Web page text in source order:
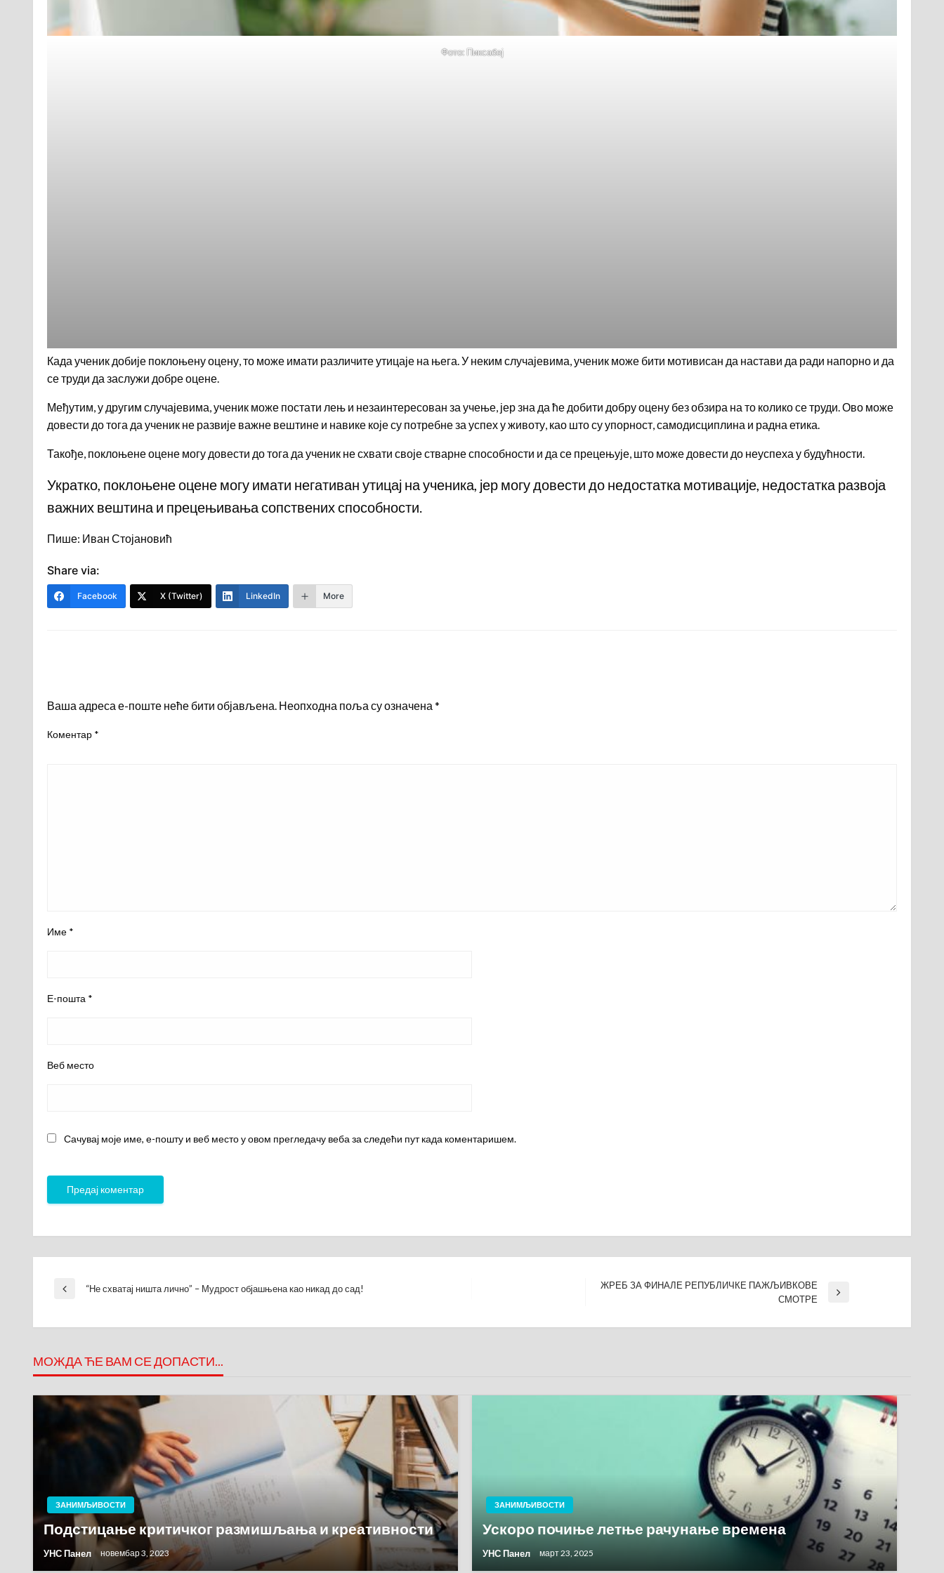
Фото: Пиксабеј
Када ученик добије поклоњену оцену, то може имати различите утицаје на њега. У неким случајевима, ученик може бити мотивисан да настави да ради напорно и да
се труди да заслужи добре оцене.
Међутим, у другим случајевима, ученик може постати лењ и незаинтересован за учење, јер зна да ће добити добру оцену без обзира на то колико се труди. Ово може
довести до тога да ученик не развије важне вештине и навике које су потребне за успех у животу, као што су упорност, самодисциплина и радна етика.
Такође, поклоњене оцене могу довести до тога да ученик не схвати своје стварне способности и да се прецењује, што може довести до неуспеха у будућности.
Укратко, поклоњене оцене могу имати негативан утицај на ученика, јер могу довести до недостатка мотивације, недостатка развоја
важних вештина и прецењивања сопствених способности.
Пише: Иван Стојановић
Share via:
Facebook X (Twitter) LinkedIn More
Ваша адреса е-поште неће бити објављена. Неопходна поља су означена *
Коментар *
Име *
Е-пошта *
Веб место
Сачувај моје име, е-пошту и веб место у овом прегледачу веба за следећи пут када коментаришем.
Кретање
чланка
Previous
“Не схватај ништа лично” – Мудрост објашњена као никад до сад!
ЖРЕБ ЗА ФИНАЛЕ РЕПУБЛИЧКЕ ПАЖЉИВКОВЕ
СМОТРЕ
МОЖДА ЋЕ ВАМ СЕ ДОПАСТИ...
ЗАНИМЉИВОСТИ
Подстицање критичког размишљања и креативности
УНС Панел новембар 3, 2023
ЗАНИМЉИВОСТИ
Ускоро почиње летње рачунање времена
УНС Панел март 23, 2025